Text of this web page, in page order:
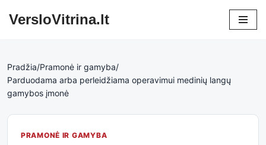
VersloVitrina.lt
Pradžia/Pramonė ir gamyba/
Parduodama arba perleidžiama operavimui medinių langų
gamybos įmonė
PRAMONĖ IR GAMYBA